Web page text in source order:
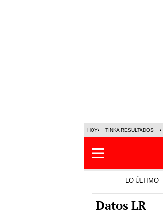
HOY TINKA RESULTADOS
LO ÚLTIMO
Datos LR